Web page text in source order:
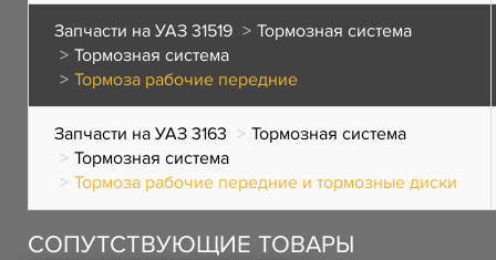
Запчасти на УАЗ 31519
Тормозная система
Тормозная система
Тормоза рабочие передние
Запчасти на УАЗ 3163
Тормозная система
Тормозная система
Тормоза рабочие передние и тормозные диски
СОПУТСТВУЮЩИЕ ТОВАРЫ